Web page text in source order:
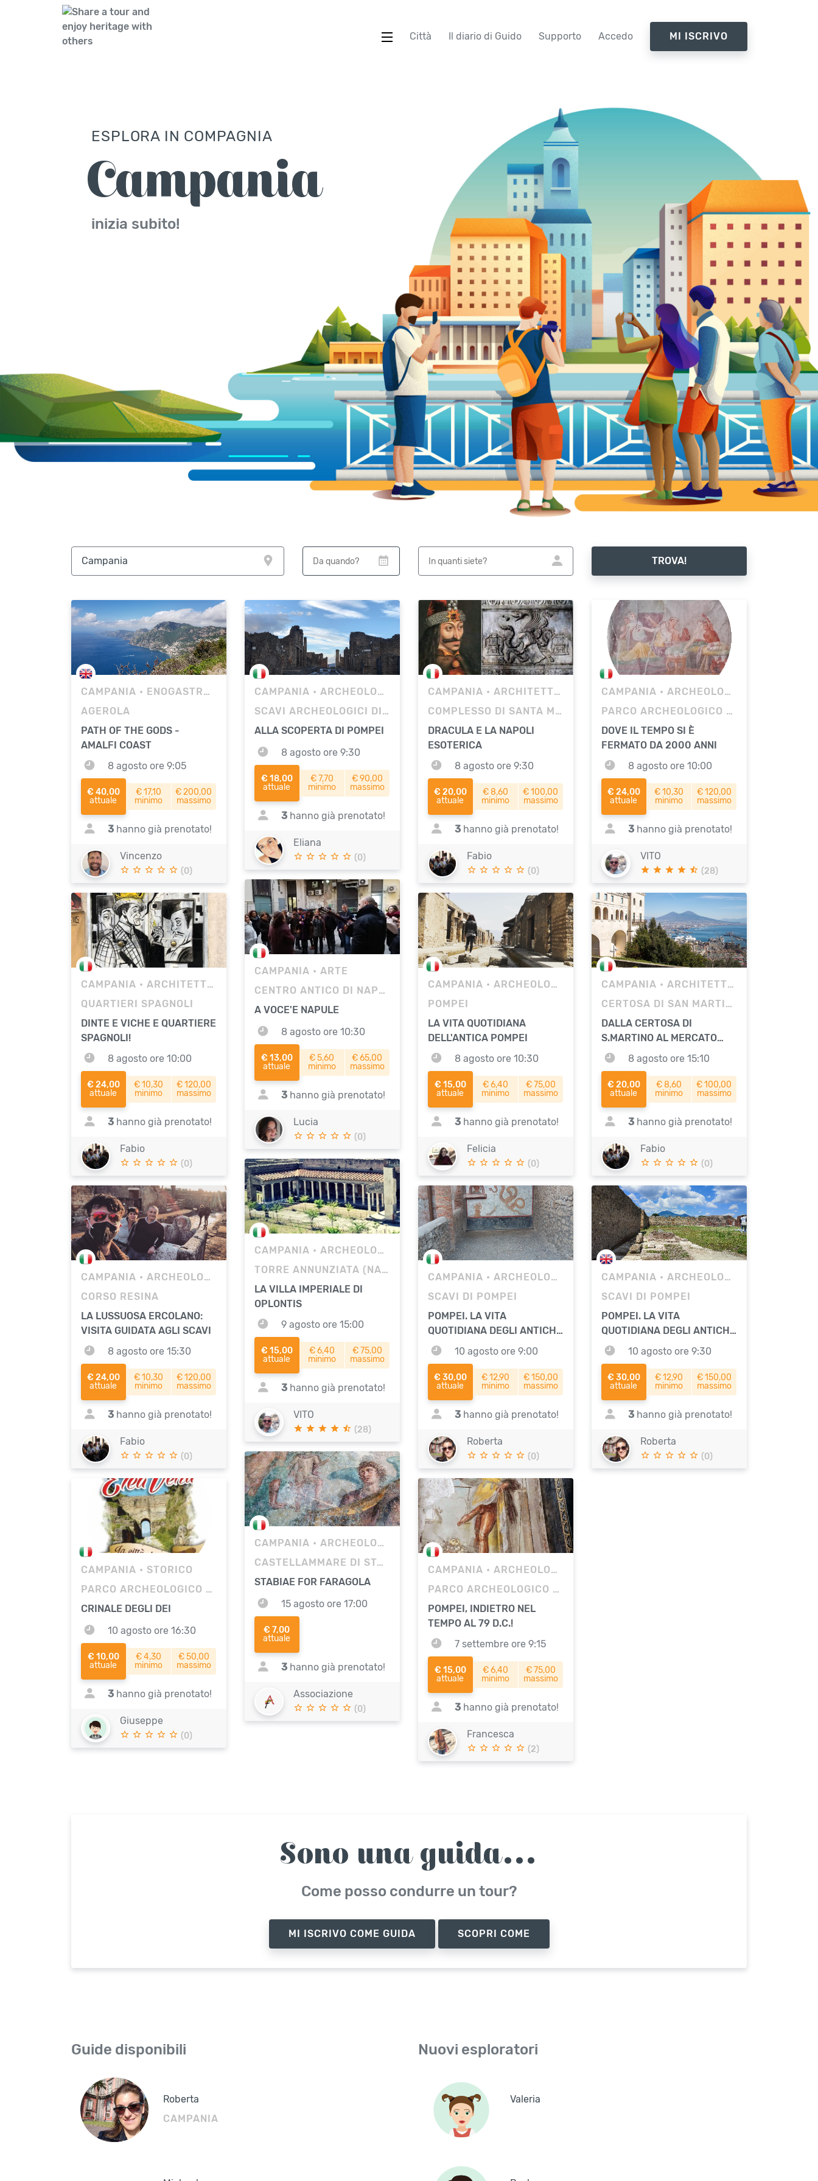
Città Il diario di Guido Supporto Accedo MI ISCRIVO
ESPLORA IN COMPAGNIA
Campania
inizia subito!
TROVA!
CAMPANIA • ENOGASTRONOMICO
AGEROLA
PATH OF THE GODS -
AMALFI COAST
8 agosto ore 9:05
€ 40,00
attuale
€ 17,10
minimo
€ 200,00
massimo
3 hanno già prenotato!
Vincenzo
(0)
CAMPANIA • ARCHEOLOGIA
SCAVI ARCHEOLOGICI DI POMPEI
ALLA SCOPERTA DI POMPEI
8 agosto ore 9:30
€ 18,00
attuale
€ 7,70
minimo
€ 90,00
massimo
3 hanno già prenotato!
Eliana
(0)
CAMPANIA • ARCHITETTURA
COMPLESSO DI SANTA MARIA LA NOVA
DRACULA E LA NAPOLI
ESOTERICA
8 agosto ore 9:30
€ 20,00
attuale
€ 8,60
minimo
€ 100,00
massimo
3 hanno già prenotato!
Fabio
(0)
CAMPANIA • ARCHEOLOGIA
PARCO ARCHEOLOGICO DI POMPEI
DOVE IL TEMPO SI È
FERMATO DA 2000 ANNI
8 agosto ore 10:00
€ 24,00
attuale
€ 10,30
minimo
€ 120,00
massimo
3 hanno già prenotato!
VITO
(28)
CAMPANIA • ARCHITETTURA
QUARTIERI SPAGNOLI
DINTE E VICHE E QUARTIERE
SPAGNOLI!
8 agosto ore 10:00
€ 24,00
attuale
€ 10,30
minimo
€ 120,00
massimo
3 hanno già prenotato!
Fabio
(0)
CAMPANIA • ARTE
CENTRO ANTICO DI NAPOLI
A VOCE'E NAPULE
8 agosto ore 10:30
€ 13,00
attuale
€ 5,60
minimo
€ 65,00
massimo
3 hanno già prenotato!
Lucia
(0)
CAMPANIA • ARCHEOLOGIA
POMPEI
LA VITA QUOTIDIANA
DELL'ANTICA POMPEI
8 agosto ore 10:30
€ 15,00
attuale
€ 6,40
minimo
€ 75,00
massimo
3 hanno già prenotato!
Felicia
(0)
CAMPANIA • ARCHITETTURA
CERTOSA DI SAN MARTINO
DALLA CERTOSA DI
S.MARTINO AL MERCATO
STORICO
8 agosto ore 15:10
€ 20,00
attuale
€ 8,60
minimo
€ 100,00
massimo
3 hanno già prenotato!
Fabio
(0)
CAMPANIA • ARCHEOLOGIA
CORSO RESINA
LA LUSSUOSA ERCOLANO:
VISITA GUIDATA AGLI SCAVI
8 agosto ore 15:30
€ 24,00
attuale
€ 10,30
minimo
€ 120,00
massimo
3 hanno già prenotato!
Fabio
(0)
CAMPANIA • ARCHEOLOGIA
TORRE ANNUNZIATA (NA) | SCAVI DI OPLONTIS
LA VILLA IMPERIALE DI
OPLONTIS
9 agosto ore 15:00
€ 15,00
attuale
€ 6,40
minimo
€ 75,00
massimo
3 hanno già prenotato!
VITO
(28)
CAMPANIA • ARCHEOLOGIA
SCAVI DI POMPEI
POMPEI. LA VITA
QUOTIDIANA DEGLI ANTICHI
ROMANI
10 agosto ore 9:00
€ 30,00
attuale
€ 12,90
minimo
€ 150,00
massimo
3 hanno già prenotato!
Roberta
(0)
CAMPANIA • ARCHEOLOGIA
SCAVI DI POMPEI
POMPEI. LA VITA
QUOTIDIANA DEGLI ANTICHI
ROMANI
10 agosto ore 9:30
€ 30,00
attuale
€ 12,90
minimo
€ 150,00
massimo
3 hanno già prenotato!
Roberta
(0)
CAMPANIA • STORICO
PARCO ARCHEOLOGICO DI ELEA VELIA
CRINALE DEGLI DEI
10 agosto ore 16:30
€ 10,00
attuale
€ 4,30
minimo
€ 50,00
massimo
3 hanno già prenotato!
Giuseppe
(0)
CAMPANIA • ARCHEOLOGIA
CASTELLAMMARE DI STABIA (NA) - SCAVI ARCHEOLOGICI
STABIAE FOR FARAGOLA
15 agosto ore 17:00
€ 7,00
attuale
3 hanno già prenotato!
Associazione
(0)
CAMPANIA • ARCHEOLOGIA
PARCO ARCHEOLOGICO DI POMPEI
POMPEI, INDIETRO NEL
TEMPO AL 79 D.C.!
7 settembre ore 9:15
€ 15,00
attuale
€ 6,40
minimo
€ 75,00
massimo
3 hanno già prenotato!
Francesca
(2)
Sono una guida...
Come posso condurre un tour?
MI ISCRIVO COME GUIDA SCOPRI COME
Guide disponibili
Roberta
CAMPANIA
Nuovi esploratori
Valeria